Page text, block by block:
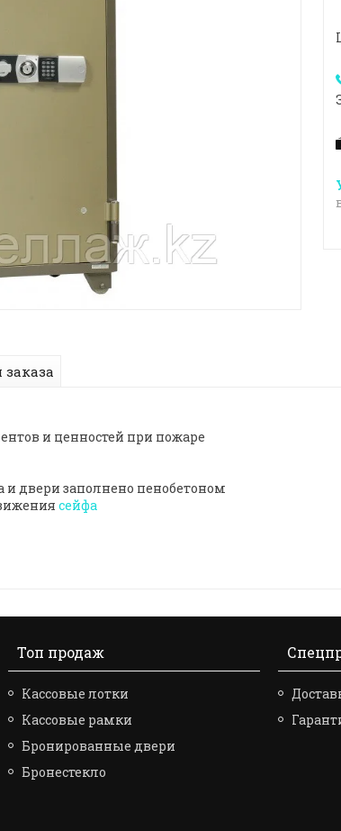
и ценностей при пожаре
и двери заполнено пенобетоном
сейфа
Топ продаж
Кассовые лотки
Кассовые рамки
Бронированные двери
Бронестекло